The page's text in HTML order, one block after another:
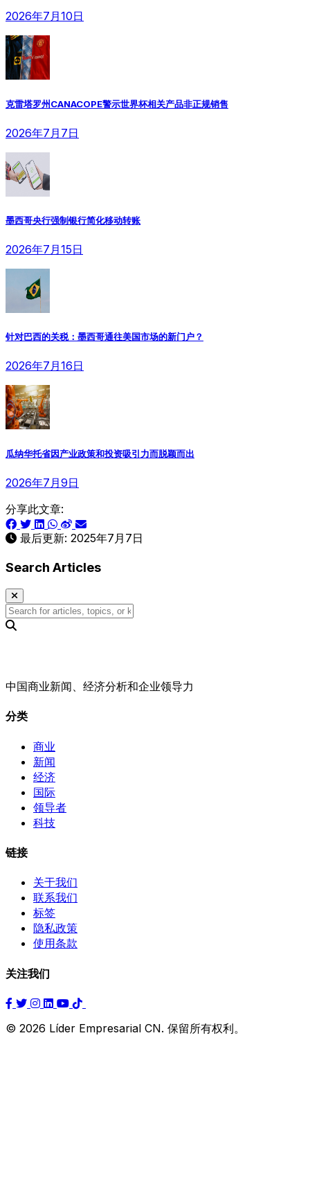
2026年7月10日
克雷塔罗州CANACOPE警示世界杯相关产品非正规销售
2026年7月7日
墨西哥央行强制银行简化移动转账
2026年7月15日
针对巴西的关税：墨西哥通往美国市场的新门户？
2026年7月16日
瓜纳华托省因产业政策和投资吸引力而脱颖而出
2026年7月9日
分享此文章:
最后更新: 2025年7月7日
Search Articles
中国商业新闻、经济分析和企业领导力
分类
商业
新闻
经济
国际
领导者
科技
链接
关于我们
联系我们
标签
隐私政策
使用条款
关注我们
© 2026 Líder Empresarial CN. 保留所有权利。